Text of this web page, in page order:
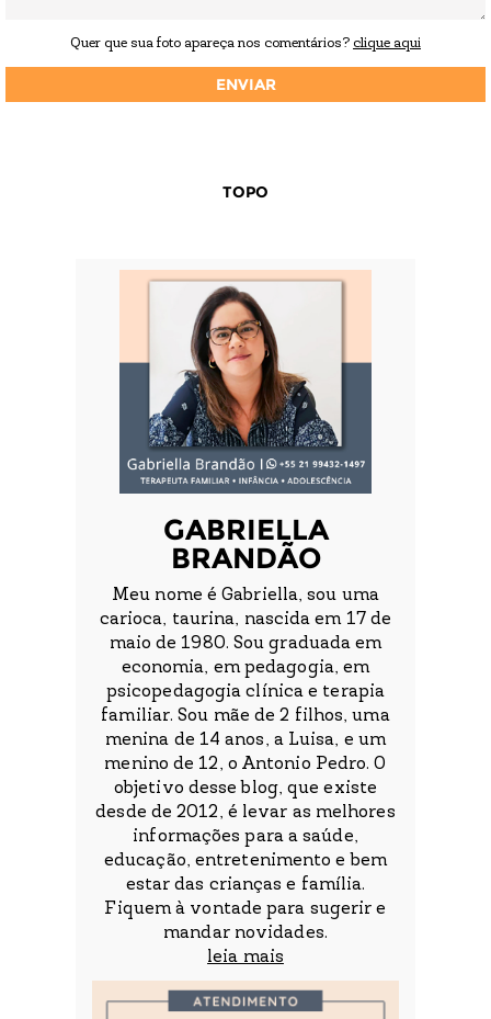
Quer que sua foto apareça nos comentários? clique aqui
TOPO
GABRIELLA
BRANDÃO
Meu nome é Gabriella, sou uma
carioca, taurina, nascida em 17 de
maio de 1980. Sou graduada em
economia, em pedagogia, em
psicopedagogia clínica e terapia
familiar. Sou mãe de 2 filhos, uma
menina de 14 anos, a Luisa, e um
menino de 12, o Antonio Pedro. O
objetivo desse blog, que existe
desde de 2012, é levar as melhores
informações para a saúde,
educação, entretenimento e bem
estar das crianças e família.
Fiquem à vontade para sugerir e
mandar novidades.
leia mais